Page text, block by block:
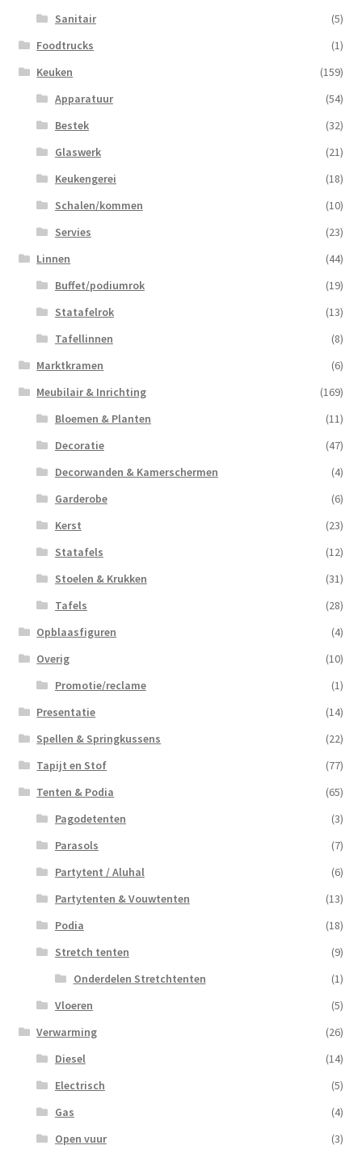
Sanitair
(5)
Foodtrucks
(1)
Keuken
(159)
Apparatuur
(54)
Bestek
(32)
Glaswerk
(21)
Keukengerei
(18)
Schalen/kommen
(10)
Servies
(23)
Linnen
(44)
Buffet/podiumrok
(19)
Statafelrok
(13)
Tafellinnen
(8)
Marktkramen
(6)
Meubilair & Inrichting
(169)
Bloemen & Planten
(11)
Decoratie
(47)
Decorwanden & Kamerschermen
(4)
Garderobe
(6)
Kerst
(23)
Statafels
(12)
Stoelen & Krukken
(31)
Tafels
(28)
Opblaasfiguren
(4)
Overig
(10)
Promotie/reclame
(1)
Presentatie
(14)
Spellen & Springkussens
(22)
Tapijt en Stof
(77)
Tenten & Podia
(65)
Pagodetenten
(3)
Parasols
(7)
Partytent / Aluhal
(6)
Partytenten & Vouwtenten
(13)
Podia
(18)
Stretch tenten
(9)
Onderdelen Stretchtenten
(1)
Vloeren
(5)
Verwarming
(26)
Diesel
(14)
Electrisch
(5)
Gas
(4)
Open vuur
(3)